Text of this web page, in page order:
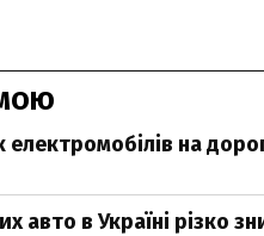
електромобілів на
авто в Україні різко